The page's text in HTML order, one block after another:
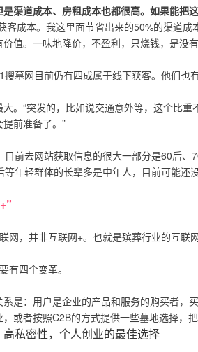
渠道成本、房租成本也都很高。如果能把
成本。我这里面节省出来的50%的渠道
值。一味地降价，不盈利，只烧钱，是没
墓网目前仍有四成属于线下获客。他们也
。“突发的，比如说交通意外等，这个比
前准备了。”
前去网站获取信息的很大一部分是60后
年轻群体的长辈多是中年人，目前可能还
网，并非互联网+。也就是殡葬行业的互
有四个变革。
是：用户是企业的产品和服务的购买者
或者按照C2B的方式提供一些墓地选择，
私密性，个人创业的最佳选择